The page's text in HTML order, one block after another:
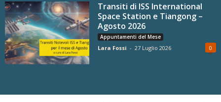
Transiti di ISS International
Space Station e Tiangong –
Agosto 2026
Appuntamenti del Mese
Lara Fossi - 27 Luglio 2026 0